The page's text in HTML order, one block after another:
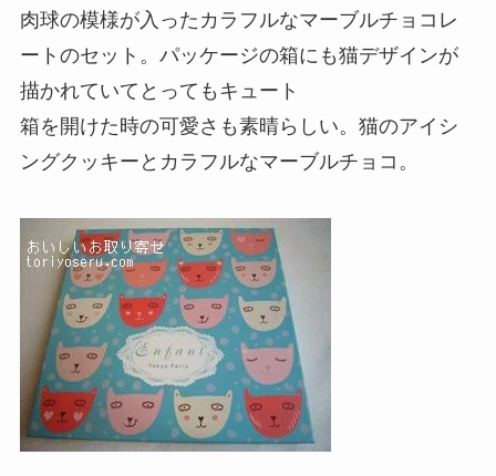
肉球の模様が入ったカラフルなマーブルチョコレ
ートのセット。パッケージの箱にも猫デザインが
描かれていてとってもキュート
箱を開けた時の可愛さも素晴らしい。猫のアイシ
ングクッキーとカラフルなマーブルチョコ。